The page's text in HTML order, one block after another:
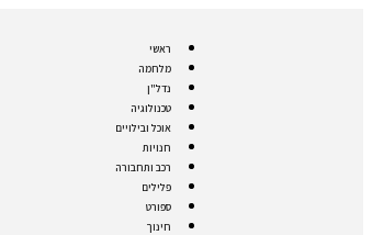
ראשי
מלחמה
נדל"ן
טכנולוגיה
אוכל ובילויים
חנויות
רכב ותחבורה
פלילים
ספורט
חינוך